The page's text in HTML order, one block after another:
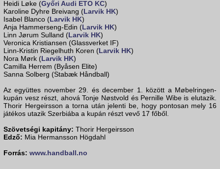
Heidi Løke (Győri Audi ETO KC)
Karoline Dyhre Breivang (Larvik HK)
Isabel Blanco (Larvik HK)
Anja Hammerseng-Edin (Larvik HK)
Linn Jørum Sulland (Larvik HK)
Veronica Kristiansen (Glassverket IF)
Linn-Kristin Riegelhuth Koren (Larvik HK)
Nora Mørk (Larvik HK)
Camilla Herrem (Byåsen Elite)
Sanna Solberg (Stabæk Håndball)
Az együttes november 29. és december 1. között a Møbelringen-
kupán vesz részt, ahová Tonje Nøstvold és Pernille Wibe is elutazik.
Thorir Hergeirsson a torna után jelenti be, hogy pontosan mely 16
játékos utazik Szerbiába a kupán részt vevő 17 főből.
Szövetségi kapitány: Thorir Hergeirsson
Edző: Mia Hermansson Högdahl
Forrás: www.handball.no